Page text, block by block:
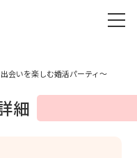
会いを楽しむ婚活パーティ〜
細